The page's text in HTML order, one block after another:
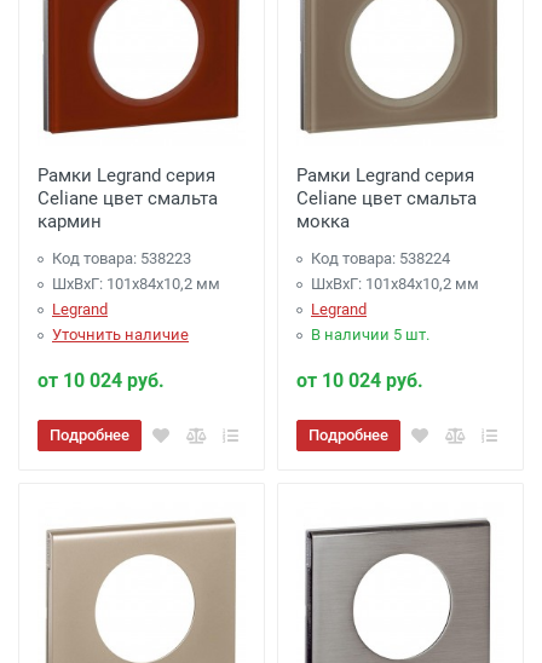
Рамки Legrand серия
Celiane цвет смальта
кармин
Код товара: 538223
ШхВхГ: 101x84x10,2 мм
Legrand
Уточнить наличие
от 10 024 руб.
Подробнее
Рамки Legrand серия
Celiane цвет смальта
мокка
Код товара: 538224
ШхВхГ: 101x84x10,2 мм
Legrand
В наличии 5 шт.
от 10 024 руб.
Подробнее